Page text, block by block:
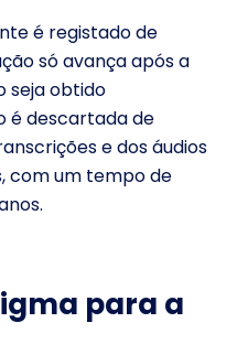
é registado de
só avança após a
seja obtido
é descartada de
e dos áudios
com um tempo de
para a